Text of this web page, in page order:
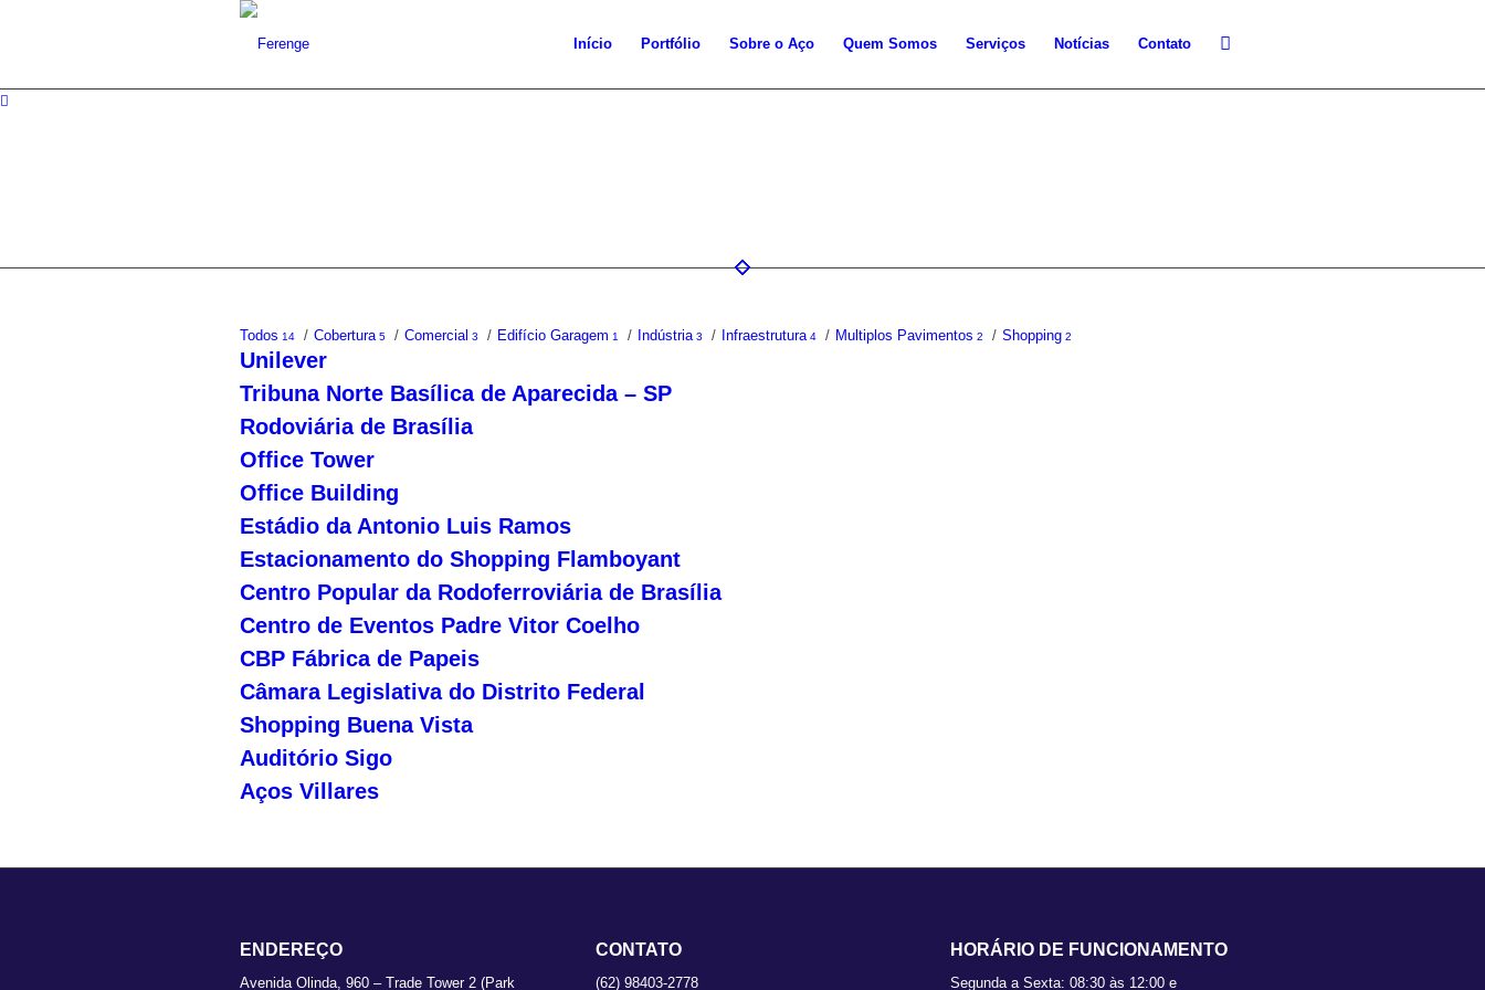
Início Portfólio Sobre o Aço Quem Somos Serviços Notícias Contato
Todos 14 / Cobertura 5 / Comercial 3 / Edifício Garagem 1 / Indústria 3 / Infraestrutura 4 / Multiplos Pavimentos 2 / Shopping 2
Unilever
Tribuna Norte Basílica de Aparecida – SP
Rodoviária de Brasília
Office Tower
Office Building
Estádio da Antonio Luis Ramos
Estacionamento do Shopping Flamboyant
Centro Popular da Rodoferroviária de Brasília
Centro de Eventos Padre Vitor Coelho
CBP Fábrica de Papeis
Câmara Legislativa do Distrito Federal
Shopping Buena Vista
Auditório Sigo
Aços Villares
ENDEREÇO
Avenida Olinda, 960 – Trade Tower 2 (Park
CONTATO
(62) 98403-2778
HORÁRIO DE FUNCIONAMENTO
Segunda a Sexta: 08:30 às 12:00 e